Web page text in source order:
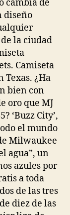
cambia de
diseño
la ciudad
Camiseta
Texas. ¿Ha
bien con
oro que MJ
‘Buzz City’,
el mundo
Milwaukee
agua”, un
azules por
a toda
de las tres
diez de las